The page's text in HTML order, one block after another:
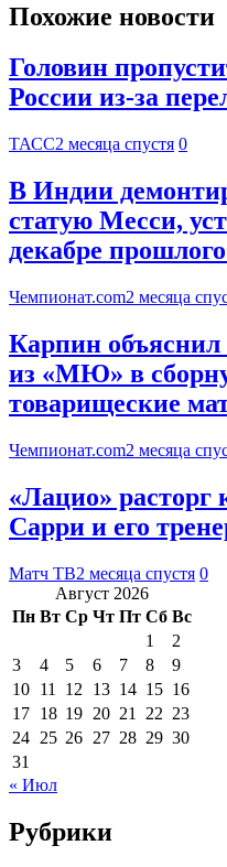
Похожие новости
Головин
России из-за
ТАСС2 месяца спустя 0
В Индии
статую Месси,
декабре прошлого
Чемпионат.com2 месяца
Карпин
из «МЮ» в
товарищеские
Чемпионат.com2 месяца
«Лацио» расторг
Сарри и его
Матч ТВ2 месяца спустя 0
Август 2026
Пн Вт Ср Чт Пт Сб Вс
1
2
3
4 5 6 7 8
9
10 11 12 13 14 15 16
17 18 19 20 21 22 23
24 25 26 27 28 29 30
31
« Июл
Рубрики